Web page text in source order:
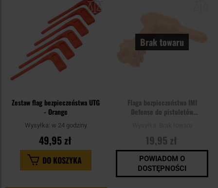
Zestaw flag bezpieczeństwa UTG
- Orange
Wysyłka: w 24 godziny
49,95 zł
DO KOSZYKA
Brak towaru
Flaga bezpieczeństwa IMI
Defense do pistoletów
19,95 zł
POWIADOM O
DOSTĘPNOŚCI